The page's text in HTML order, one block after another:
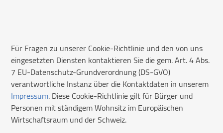
Für Fragen zu unserer Cookie-Richtlinie und den von uns
eingesetzten Diensten kontaktieren Sie die gem. Art. 4 Abs.
7 EU-Datenschutz-Grundverordnung (DS-GVO)
verantwortliche Instanz über die Kontaktdaten in unserem
Impressum. Diese Cookie-Richtlinie gilt für Bürger und
Personen mit ständigem Wohnsitz im Europäischen
Wirtschaftsraum und der Schweiz.